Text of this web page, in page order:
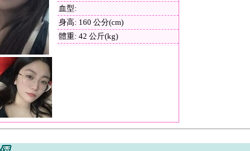
血型:
身高: 160 公分(cm)
體重: 42 公斤(kg)